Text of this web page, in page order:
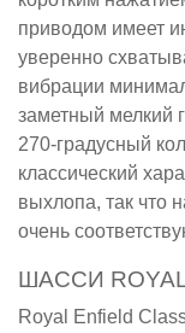
приводом имеет
уверенно
вибрации
заметный мелкий
270-градусный
классический
выхлопа, так что
очень
ШАССИ ROYAL
Royal Enfield